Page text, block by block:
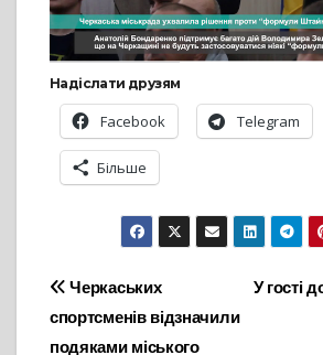
Надіслати друзям
Facebook Telegram
Більше
Навігація
записів
У гості
Черкаських
спортсменів відзначили
подяками міського